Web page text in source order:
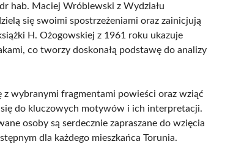
hab. Maciej Wróblewski z Wydziału
się swoimi spostrzeżeniami oraz zainicjują
H. Ożogowskiej z 1961 roku ukazuje
co tworzy doskonałą podstawę do analizy
z wybranymi fragmentami powieści oraz wziąć
do kluczowych motywów i ich interpretacji.
osoby są serdecznie zapraszane do wzięcia
dla każdego mieszkańca Torunia.